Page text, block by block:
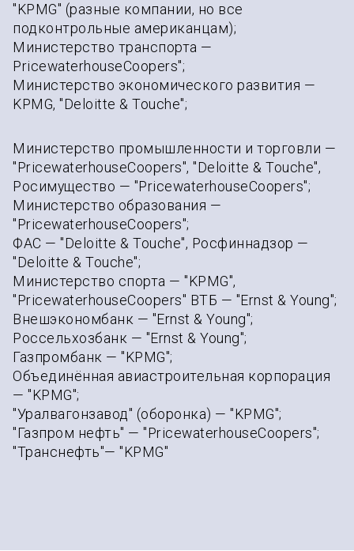
"KPMG" (разные компании, но все
подконтрольные американцам);
Министерство транспорта —
PricewaterhouseCoopers";
Министерство экономического развития —
KPMG, "Deloitte & Touche";
Министерство промышленности и торговли —
"PricewaterhouseCoopers", "Deloitte & Touche",
Росимущество — "PricewaterhouseCoopers";
Министерство образования —
"PricewaterhouseCoopers";
ФАС — "Deloitte & Touche", Росфиннадзор —
"Deloitte & Touche";
Министерство спорта — "KPMG",
"PricewaterhouseCoopers" ВТБ — "Ernst & Young";
Внешэкономбанк — "Ernst & Young";
Россельхозбанк — "Ernst & Young";
Газпромбанк — "KPMG";
Объединённая авиастроительная корпорация
— "KPMG";
"Уралвагонзавод" (оборонка) — "KPMG";
"Газпром нефть" — "PricewaterhouseCoopers";
"Транснефть"— "KPMG"